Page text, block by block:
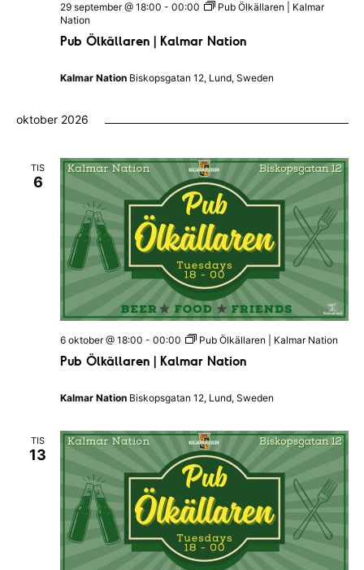
Pub Ölkällaren | Kalmar Nation
29 september @ 18:00 - 00:00
Pub Ölkällaren | Kalmar
Nation
Kalmar Nation Biskopsgatan 12, Lund, Sweden
oktober 2026
TIS
6
Pub Ölkällaren | Kalmar Nation
6 oktober @ 18:00 - 00:00 Pub Ölkällaren | Kalmar Nation
Kalmar Nation Biskopsgatan 12, Lund, Sweden
TIS
13